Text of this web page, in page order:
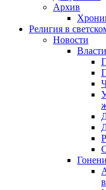
Архив
Религия в
Новости
Власти